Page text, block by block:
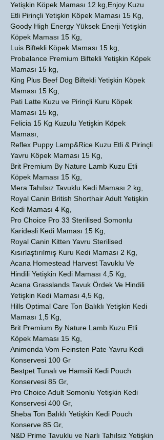
Yetişkin Köpek Maması 12 kg,Enjoy Kuzu
Etli Pirinçli Yetişkin Köpek Maması 15 Kg,
Goody High Energy Yüksek Enerji Yetişkin
Köpek Maması 15 Kg,
Luis Biftekli Köpek Maması 15 kg,
Probalance Premium Biftekli Yetişkin Köpek
Maması 15 kg,
King Plus Beef Dog Biftekli Yetişkin Köpek
Maması 15 Kg,
Pati Latte Kuzu ve Pirinçli Kuru Köpek
Maması 15 kg,
Felicia 15 Kg Kuzulu Yetişkin Köpek
Maması,
Reflex Puppy Lamp&Rice Kuzu Etli & Pirinçli
Yavru Köpek Maması 15 Kg,
Brit Premium By Nature Lamb Kuzu Etli
Köpek Maması 15 Kg,
Mera Tahılsız Tavuklu Kedi Maması 2 kg,
Royal Canin British Shorthair Adult Yetişkin
Kedi Maması 4 Kg,
Pro Choice Pro 33 Sterilised Somonlu
Karidesli Kedi Maması 15 Kg,
Royal Canin Kitten Yavru Sterilised
Kısırlaştırılmış Kuru Kedi Maması 2 Kg,
Acana Homestead Harvest Tavuklu Ve
Hindili Yetişkin Kedi Maması 4,5 Kg,
Acana Grasslands Tavuk Ördek Ve Hindili
Yetişkin Kedi Maması 4,5 Kg,
Hills Optimal Care Ton Balıklı Yetişkin Kedi
Maması 1,5 Kg,
Brit Premium By Nature Lamb Kuzu Etli
Köpek Maması 15 Kg,
Animonda Vom Feinsten Pate Yavru Kedi
Konservesi 100 Gr
Bestpet Tunalı ve Hamsili Kedi Pouch
Konservesi 85 Gr,
Pro Choice Adult Somonlu Yetişkin Kedi
Konservesi 400 Gr,
Sheba Ton Balıklı Yetişkin Kedi Pouch
Konserve 85 Gr,
N&D Prime Tavuklu ve Narlı Tahılsız Yetişkin